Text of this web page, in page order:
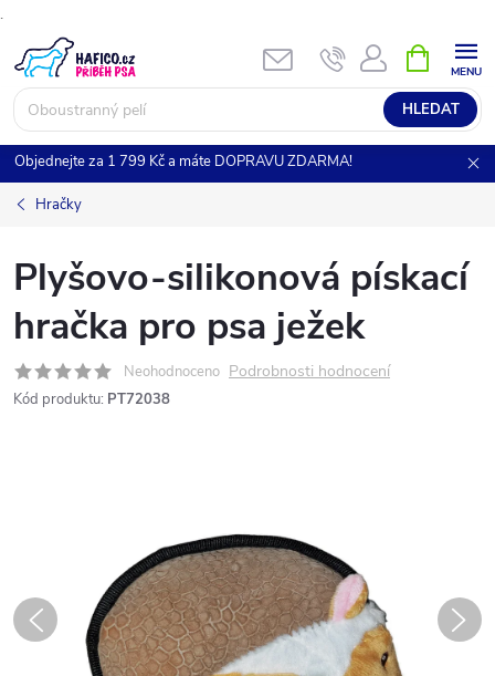
.
na
obsah
HLEDAT
NÁKUPNÍ
KOŠÍK
Objednejte za 1 799 Kč a máte DOPRAVU ZDARMA!
Hračky
Plyšovo-silikonová pískací
hračka pro psa ježek
Neohodnoceno Podrobnosti hodnocení
Kód produktu: PT72038